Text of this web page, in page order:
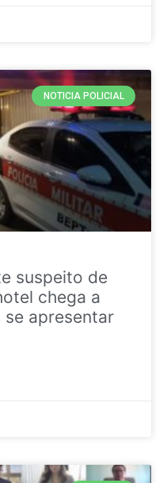
NOTICIA POLICIAL
suspeito de
chega a
se apresentar